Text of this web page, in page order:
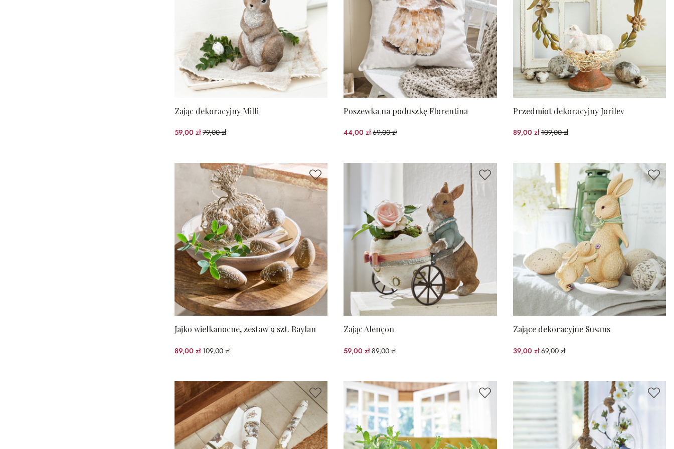
Zając dekoracyjny Milli
59,00 zł79,00 zł
(25.32%spared)
Poszewka na poduszkę Florentina
44,00 zł69,00 zł
(36.23%spared)
Przedmiot dekoracyjny Jorilev
89,00 zł109,00 zł
(18.35%spared)
Jajko wielkanocne, zestaw 9 szt. Raylan
89,00 zł109,00 zł
(18.35%spared)
Zając Alençon
59,00 zł89,00 zł
(33.71%spared)
Zające dekoracyjne Susans
39,00 zł69,00 zł
(43.48%spared)